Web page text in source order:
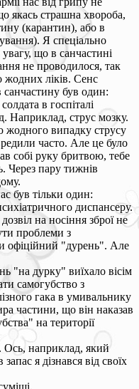
якась страшна хвороба,
(карантин), або в
Я спеціально
що в санчастині
не проводилося, так
жодних ліків. Сенс
був один:
в госпіталі
Наприклад, струс мозку.
випадку струсу
часто. Але це було
собі руку бритвою, тебе
Через пару тижнів
був тільки один:
диспансеру.
на носіння зброї не
проблеми з
офіційний "дурень". Але
"на дурку" виїхало вісім
самогубство з
гака в умивальнику
частини, що він наказав
на території
Ось, наприклад, який
я дізнався від своїх